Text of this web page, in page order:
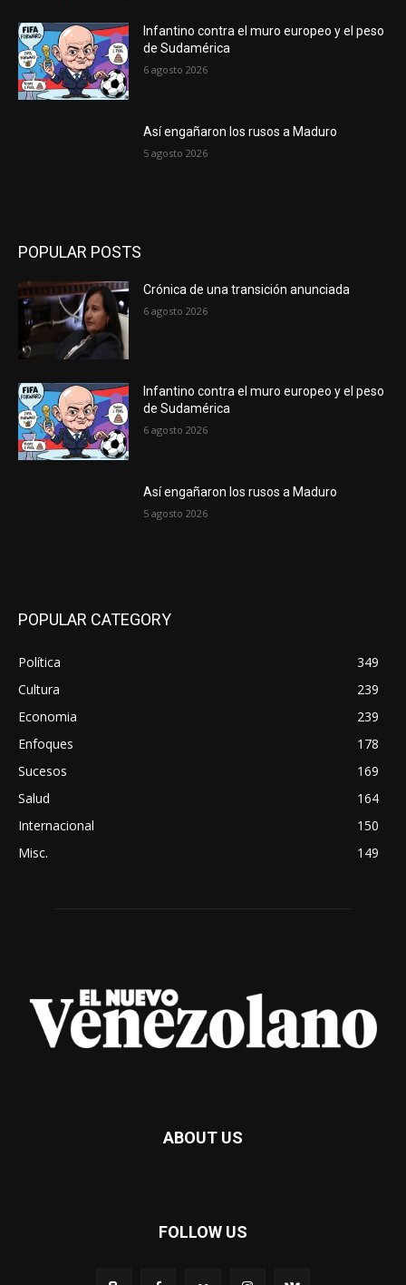
Infantino contra el muro europeo y el peso
de Sudamérica
6 agosto 2026
Así engañaron los rusos a Maduro
5 agosto 2026
POPULAR POSTS
Crónica de una transición anunciada
6 agosto 2026
Infantino contra el muro europeo y el peso
de Sudamérica
6 agosto 2026
Así engañaron los rusos a Maduro
5 agosto 2026
POPULAR CATEGORY
Política
349
Cultura
239
Economia
239
Enfoques
178
Sucesos
169
Salud
164
Internacional
150
Misc.
149
ABOUT US
FOLLOW US